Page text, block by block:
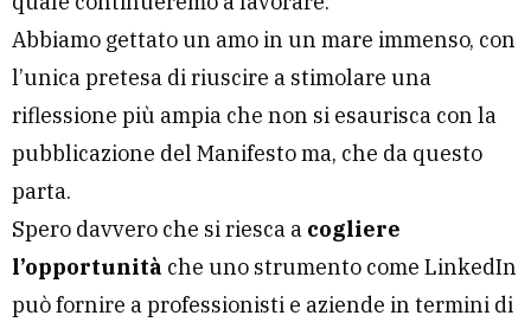
Abbiamo gettato un amo in un mare immenso, con
l’unica pretesa di riuscire a stimolare una
riflessione più ampia che non si esaurisca con la
pubblicazione del Manifesto ma, che da questo
parta.
Spero davvero che si riesca a cogliere
l’opportunità che uno strumento come LinkedIn
può fornire a professionisti e aziende in termini di